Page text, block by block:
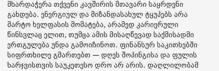
მხარდაჭერა თქვენი კავშირის მთავარი საყრდენი
გახდება. ენერგიულ და მიზანდასახულ ტყუპებს არა
მარტო ხელფასის მომატება, არამედ კარიერული
წინსვლაც ელით, თუმცა ამის მისაღწევად საქმისადმი
ერთგულება უნდა გამოიჩინოთ. ფინანსურ საკითხებში
სიფრთხილე გმართებთ — დღეს შოპინგისა და ფულის
ხარჯვისთვის საუკეთესო დრო არ არის. დაღლილობამ